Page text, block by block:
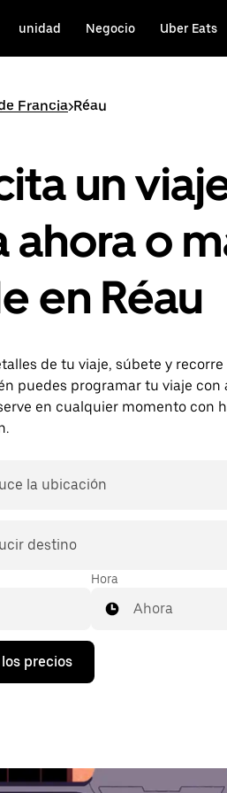
unidad Negocio Uber Eats
Francia>Réau
un
ahora o
en Réau
de tu viaje, súbete y recorre
puedes programar tu viaje con
en cualquier momento con
la ubicación
destino
Hora
Ahora
precios